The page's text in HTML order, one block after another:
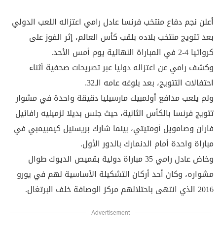
أعلن نجم دفاع منتخب فرنسا عادل رامي اعتزاله اللعب الدولي
بعد تتويج منتخب بلاده بلقب كأس العالم، إثر الفوز على
كرواتيا 4-2 في المباراة النهائية يوم أمس الأحد.
وكشف رامي عن اعتزاله دوليا عبر تصريحات صحفية أثناء
احتفالات التتويج، بعد بلوغه عامه الـ32.
ولم يلعب مدافع أولمبيك مارسيليا دقيقة واحدة في مشوار
تتويج فرنسا بالكأس الثانية، حيث جلس بديلا لزميليه رافائيل
فاران وصامويل أومتيتي، بينما شارك بريسنيل كيمبيمبي في
مباراة واحدة أمام الدنمارك بالدور الأول.
وخاض عادل رامي 35 مباراة دولية بقميص الديوك طوال
مشواره، وكان أحد أركان التشكيلة الأساسية لهم في يورو
2016 الذي انتهى باحتلالهم مركز الوصافة خلف البرتغال.
Advertisement